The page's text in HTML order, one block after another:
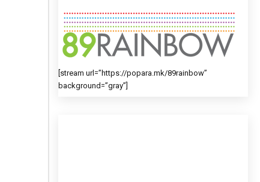
[stream url=”https://popara.mk/89rainbow”
background=”gray”]